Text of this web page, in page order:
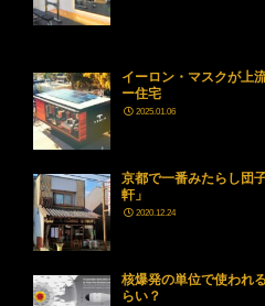
イーロン・マスクが上
ー住宅
2025.01.06
京都で一番みたらし団
軒」
2020.12.24
核爆発の単位で使われ
らい？